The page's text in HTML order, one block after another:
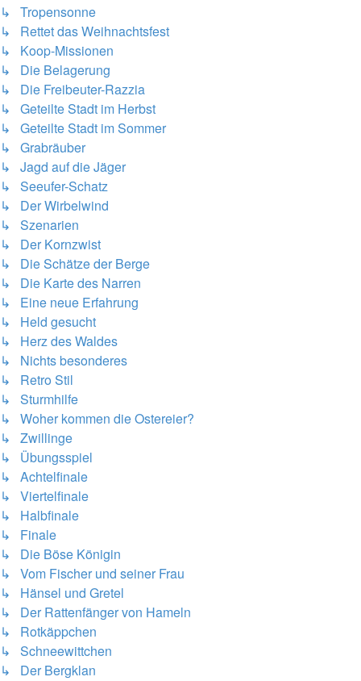
↳ Tropensonne
↳ Rettet das Weihnachtsfest
↳ Koop-Missionen
↳ Die Belagerung
↳ Die Freibeuter-Razzia
↳ Geteilte Stadt im Herbst
↳ Geteilte Stadt im Sommer
↳ Grabräuber
↳ Jagd auf die Jäger
↳ Seeufer-Schatz
↳ Der Wirbelwind
↳ Szenarien
↳ Der Kornzwist
↳ Die Schätze der Berge
↳ Die Karte des Narren
↳ Eine neue Erfahrung
↳ Held gesucht
↳ Herz des Waldes
↳ Nichts besonderes
↳ Retro Stil
↳ Sturmhilfe
↳ Woher kommen die Ostereier?
↳ Zwillinge
↳ Übungsspiel
↳ Achtelfinale
↳ Viertelfinale
↳ Halbfinale
↳ Finale
↳ Die Böse Königin
↳ Vom Fischer und seiner Frau
↳ Hänsel und Gretel
↳ Der Rattenfänger von Hameln
↳ Rotkäppchen
↳ Schneewittchen
↳ Der Bergklan